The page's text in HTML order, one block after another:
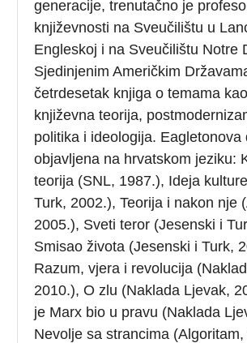
generacije, trenutačno je
književnosti na Sveučilištu u
Engleskoj i na Sveučilištu Notre
Sjedinjenim Američkim
četrdesetak knjiga o temama
književna teorija,
politika i ideologija. Eagletonova
objavljena na hrvatskom jeziku:
teorija (SNL, 1987.), Ideja
Turk, 2002.), Teorija i nakon nje
2005.), Sveti teror (Jesenski i
Smisao života (Jesenski i Turk,
Razum, vjera i revolucija
2010.), O zlu (Naklada Ljevak,
je Marx bio u pravu (Naklada
Nevolje sa strancima (Algoritam,